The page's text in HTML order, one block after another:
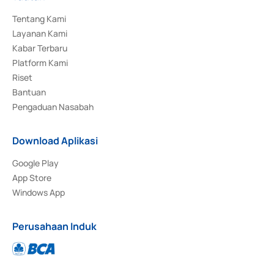
Tentang Kami
Layanan Kami
Kabar Terbaru
Platform Kami
Riset
Bantuan
Pengaduan Nasabah
Download Aplikasi
Google Play
App Store
Windows App
Perusahaan Induk